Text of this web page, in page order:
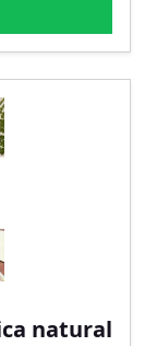
natural